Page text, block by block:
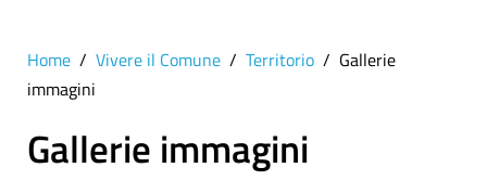
Home Vivere il Comune Territorio
Gallerie
immagini
Gallerie immagini